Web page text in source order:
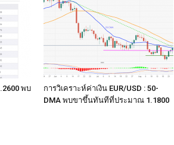
พบ
การวิเคราะห์ค่าเงิน EUR/USD : 50-
DMA พบขาขึ้นทันทีที่ประมาณ 1.1800